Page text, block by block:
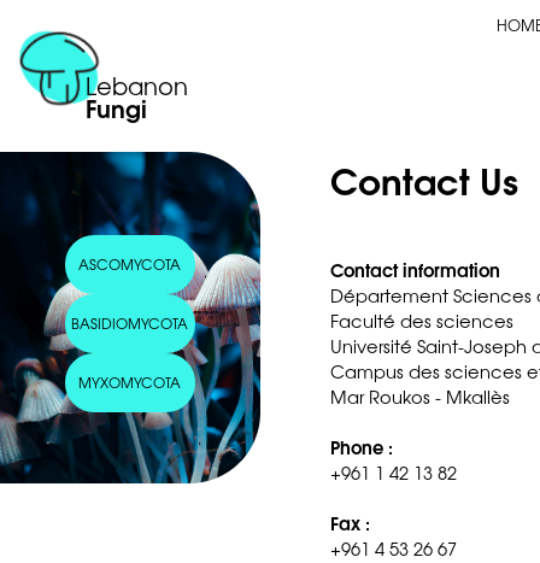
Lebanon
Fungi
ASCOMYCOTA
BASIDIOMYCOTA
MYXOMYCOTA
Contact Us
Contact information
Département Sciences
Faculté des sciences
Université Saint-Joseph
Campus des sciences
Mar Roukos - Mkallès
Phone :
+961 1 42 13 82
Fax :
+961 4 53 26 67